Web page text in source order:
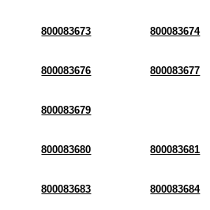
800083673 800083674
800083676 800083677
800083679
800083680 800083681
800083683 800083684